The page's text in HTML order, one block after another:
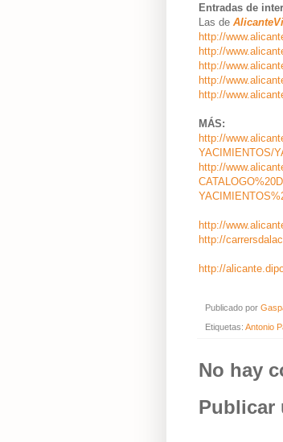
Entradas de
Las de
http://
http://
http://
http://
http://
MÁS:
http://
YACIMIENTOS/
http://
http://
http://
http://
Publicado por
Etiquetas: Antonio
No hay
Publicar